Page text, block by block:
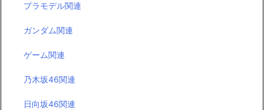
プラモデル関連
ガンダム関連
ゲーム関連
乃木坂46関連
日向坂46関連